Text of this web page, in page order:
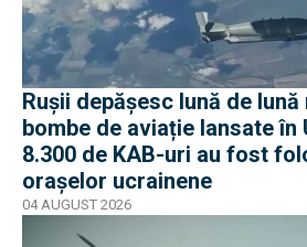
Rușii depășesc lună de
bombe de aviație lansate în
8.300 de KAB-uri au fost
orașelor ucrainene
04 AUGUST 2026